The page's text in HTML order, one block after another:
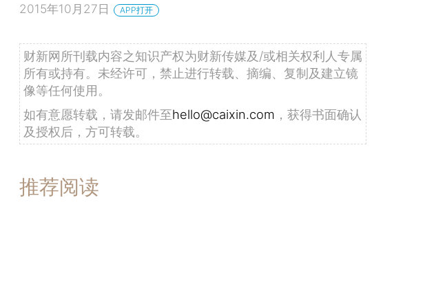
2015年10月27日 APP打开
财新网所刊载内容之知识产权为财新传媒及/或相关权利人专属
所有或持有。未经许可，禁止进行转载、摘编、复制及建立镜
像等任何使用。
如有意愿转载，请发邮件至hello@caixin.com ，获得书面确认
及授权后，方可转载。
推荐阅读